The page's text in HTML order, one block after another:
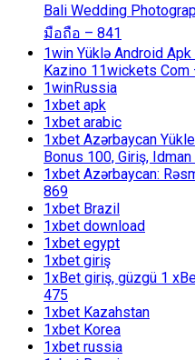
Bali Wedding
มือถือ – 841
1win Yüklə Android
Kazino 11wickets Com
1winRussia
1xbet apk
1xbet arabic
1xbet Azərbaycan
Bonus 100, Giriş,
1xbet Azərbaycan:
869
1xbet Brazil
1xbet download
1xbet egypt
1xbet giriş
1xBet giriş, güzgü 1
475
1xbet Kazahstan
1xbet Korea
1xbet russia